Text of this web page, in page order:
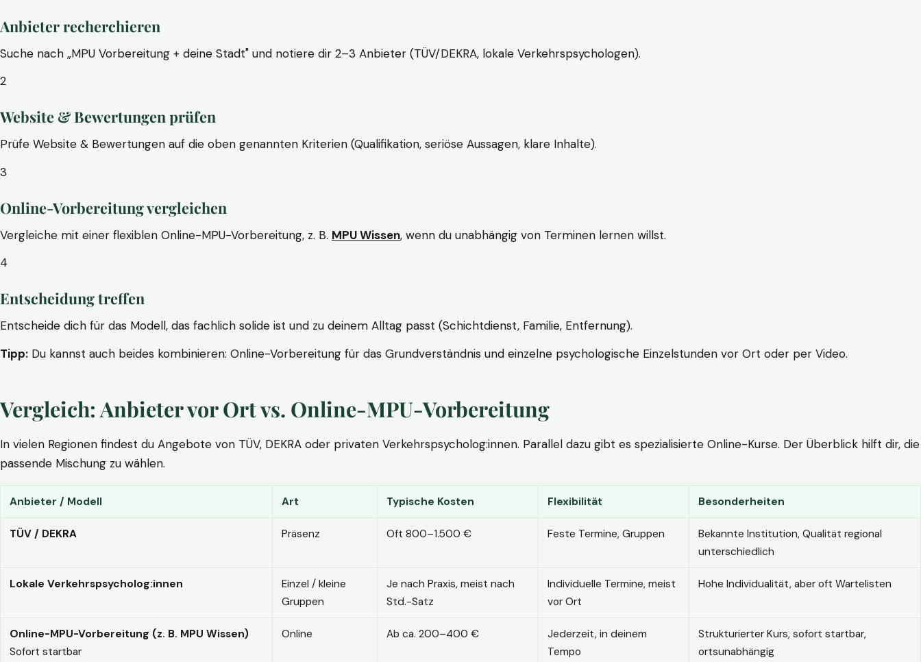
Anbieter recherchieren
Suche nach „MPU Vorbereitung + deine Stadt" und notiere dir 2–3 Anbieter (TÜV/DEKRA, lokale Verkehrspsychologen).
2
Website & Bewertungen prüfen
Prüfe Website & Bewertungen auf die oben genannten Kriterien (Qualifikation, seriöse Aussagen, klare Inhalte).
3
Online-Vorbereitung vergleichen
Vergleiche mit einer flexiblen Online-MPU-Vorbereitung, z. B. MPU Wissen, wenn du unabhängig von Terminen lernen willst.
4
Entscheidung treffen
Entscheide dich für das Modell, das fachlich solide ist und zu deinem Alltag passt (Schichtdienst, Familie, Entfernung).
Tipp: Du kannst auch beides kombinieren: Online-Vorbereitung für das Grundverständnis und einzelne psychologische Einzelstunden vor Ort oder per Video.
Vergleich: Anbieter vor Ort vs. Online-MPU-Vorbereitung
In vielen Regionen findest du Angebote von TÜV, DEKRA oder privaten Verkehrspsycholog:innen. Parallel dazu gibt es spezialisierte Online-Kurse. Der Überblick hilft dir, die
passende Mischung zu wählen.
Anbieter / Modell Art Typische Kosten Flexibilität Besonderheiten
TÜV / DEKRA Präsenz Oft 800–1.500 € Feste Termine, Gruppen
Bekannte Institution, Qualität regional
unterschiedlich
Lokale Verkehrspsycholog:innen
Einzel / kleine
Gruppen
Je nach Praxis, meist nach
Std.-Satz
Individuelle Termine, meist
vor Ort
Hohe Individualität, aber oft Wartelisten
Online-MPU-Vorbereitung (z. B. MPU Wissen)
Sofort startbar
Online Ab ca. 200–400 €
Jederzeit, in deinem
Tempo
Strukturierter Kurs, sofort startbar,
ortsunabhängig